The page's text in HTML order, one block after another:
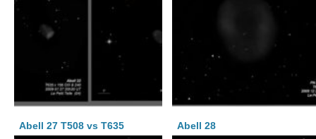
Abell 27 T508 vs T635 Abell 28